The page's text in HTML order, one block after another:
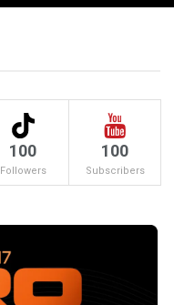
100
Followers
100
Subscribers